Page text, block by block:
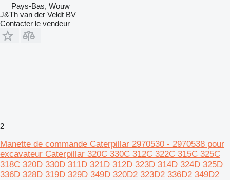
Pays-Bas, Wouw
J&Th van der Veldt BV
Contacter le vendeur
2
Manette de commande Caterpillar 2970530 - 2970538 pour
excavateur Caterpillar 320C 330C 312C 322C 315C 325C
318C 320D 330D 311D 321D 312D 323D 314D 324D 325D
336D 328D 319D 329D 349D 320D2 323D2 336D2 349D2